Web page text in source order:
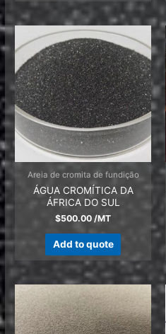
Areia de cromita de fundição
ÁGUA CROMÍTICA DA
ÁFRICA DO SUL
$500.00 /MT
Add to quote